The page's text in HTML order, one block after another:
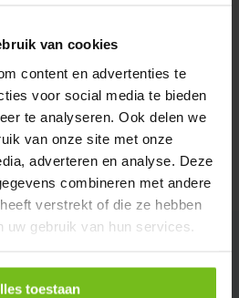
van cookies
content en advertenties te
voor social media te bieden
te analyseren. Ook delen we
van onze site met onze
adverteren en analyse. Deze
combineren met andere
verstrekt of die ze hebben
gebruik van hun services.
toestaan